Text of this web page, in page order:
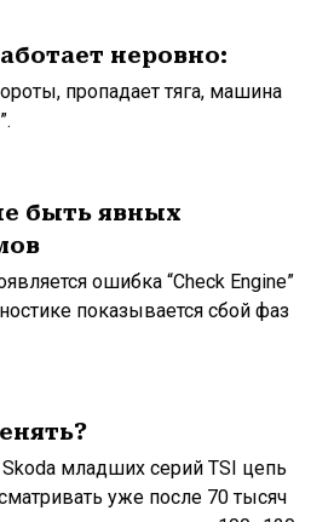
неровно:
пропадает тяга, машина
быть явных
ошибка “Check Engine”
показывается сбой фаз
младших серий TSI цепь
уже после 70 тысяч